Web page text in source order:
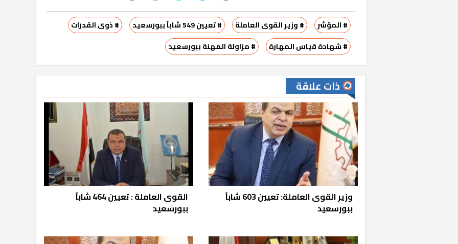
# المؤشر # وزير القوى العاملة # تعيين 549 شاباً ببورسعيد
# ذوى القدرات
# شهادة قياس المهارة
# مزاولة المهنة ببورسعيد
ذات علاقة
وزير القوى العاملة: تعيين 603 شاباً
ببورسعيد
القوى العاملة : تعيين 464 شاباً
ببورسعيد